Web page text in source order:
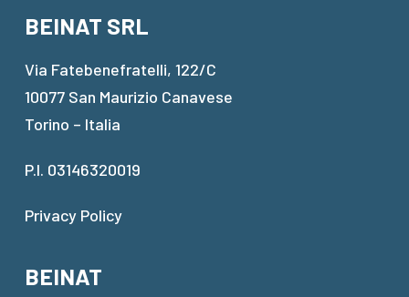
BEINAT SRL
Via Fatebenefratelli, 122/C
10077 San Maurizio Canavese
Torino – Italia
P.I. 03146320019
Privacy Policy
BEINAT